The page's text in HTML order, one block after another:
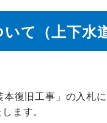
て（上下水
復旧工事」の入札
ます。